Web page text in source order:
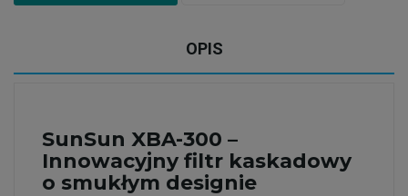
OPIS
SunSun XBA-300 –
Innowacyjny filtr kaskadowy
o smukłym designie